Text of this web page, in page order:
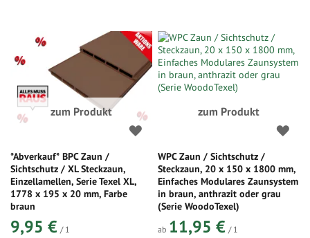
zum Produkt
*Abverkauf* BPC Zaun /
Sichtschutz / XL Steckzaun,
Einzellamellen, Serie Texel XL,
1778 x 195 x 20 mm, Farbe
braun
9,95 € / 1
zum Produkt
WPC Zaun / Sichtschutz /
Steckzaun, 20 x 150 x 1800 mm,
Einfaches Modulares Zaunsystem
in braun, anthrazit oder grau
(Serie WoodoTexel)
ab 11,95 € / 1